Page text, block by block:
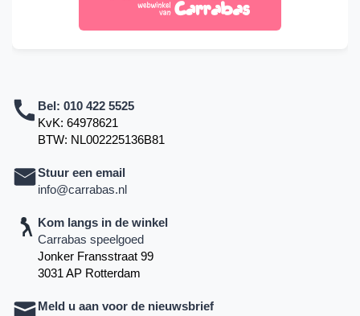
Bel: 010 422 5525
KvK: 64978621
BTW: NL002225136B81
Stuur een email
info@carrabas.nl
Kom langs in de winkel
Carrabas speelgoed
Jonker Fransstraat 99
3031 AP Rotterdam
Meld u aan voor de nieuwsbrief